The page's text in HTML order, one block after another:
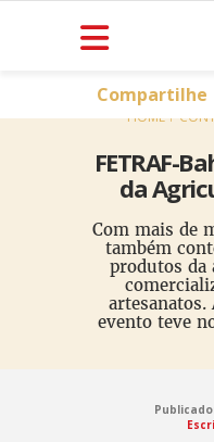
HOME
FETRAF-
da
Com mais de
também
produtos
artesanatos.
evento teve
Compartilhe